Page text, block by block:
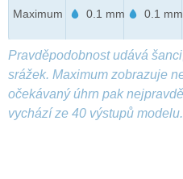
Maximum 0.1 mm 0.1 mm
Pravděpodobnost udává
srážek. Maximum zobrazuje
očekávaný úhrn pak
vychází ze 40 výstupů modelu.